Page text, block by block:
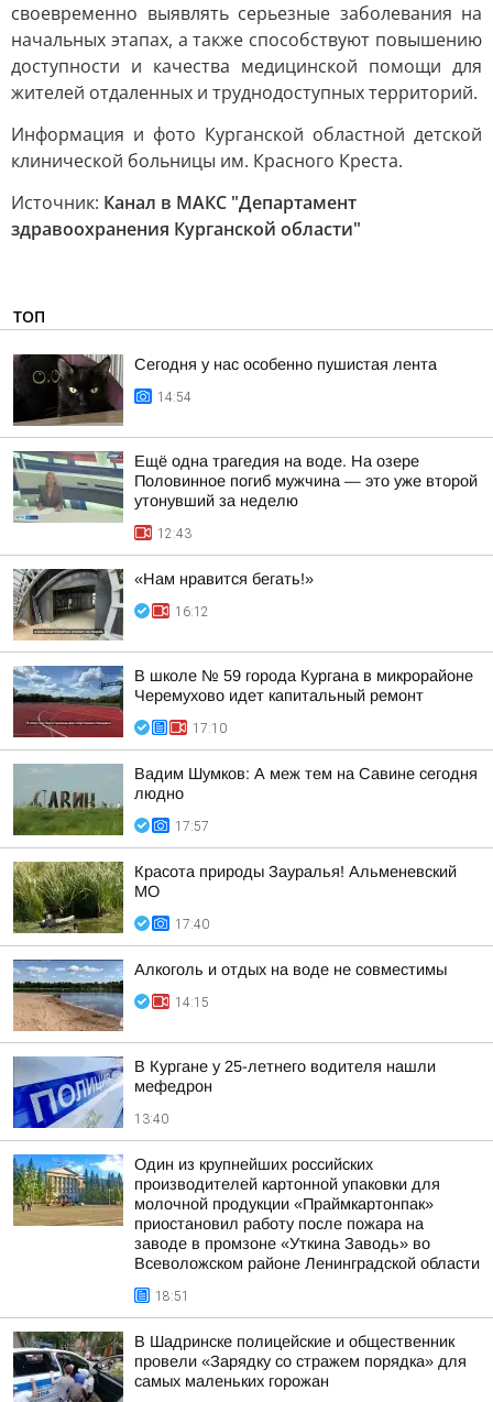
своевременно выявлять серьезные заболевания на
начальных этапах, а также способствуют повышению
доступности и качества медицинской помощи для
жителей отдаленных и труднодоступных территорий.
Информация и фото Курганской областной детской
клинической больницы им. Красного Креста.
Источник: Канал в МАКС "Департамент
здравоохранения Курганской области"
ТОП
Сегодня у нас особенно пушистая лента
14:54
Ещё одна трагедия на воде. На озере
Половинное погиб мужчина — это уже второй
утонувший за неделю
12:43
«Нам нравится бегать!»
16:12
В школе № 59 города Кургана в микрорайоне
Черемухово идет капитальный ремонт
17:10
Вадим Шумков: А меж тем на Савине сегодня
людно
17:57
Красота природы Зауралья! Альменевский
МО
17:40
Алкоголь и отдых на воде не совместимы
14:15
В Кургане у 25-летнего водителя нашли
мефедрон
13:40
Один из крупнейших российских
производителей картонной упаковки для
молочной продукции «Праймкартонпак»
приостановил работу после пожара на
заводе в промзоне «Уткина Заводь» во
Всеволожском районе Ленинградской области
18:51
В Шадринске полицейские и общественник
провели «Зарядку со стражем порядка» для
самых маленьких горожан